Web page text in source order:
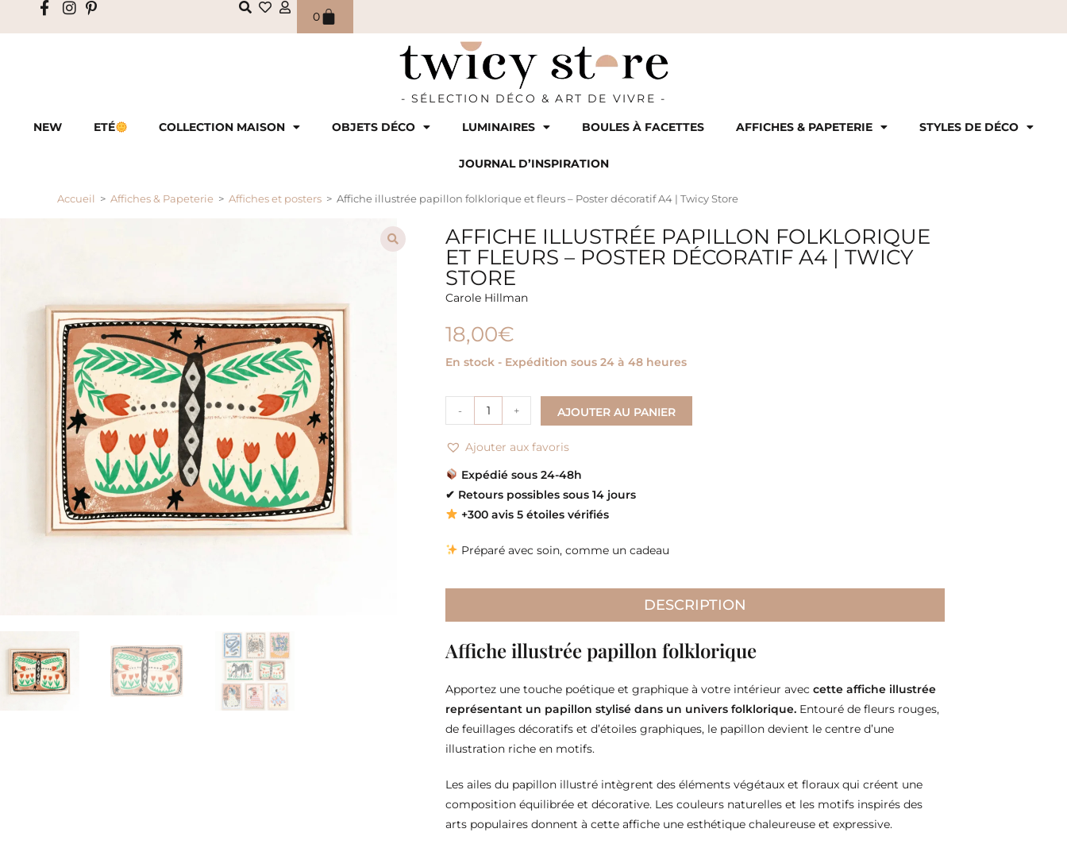
0
- SÉLECTION DÉCO & ART DE VIVRE -
NEW
ETÉ COLLECTION MAISON OBJETS DÉCO LUMINAIRES BOULES À FACETTES AFFICHES & PAPETERIE STYLES DE DÉCO
JOURNAL D’INSPIRATION
Accueil > Affiches & Papeterie > Affiches et posters > Affiche illustrée papillon folklorique et fleurs – Poster décoratif A4 | Twicy Store
AFFICHE ILLUSTRÉE PAPILLON FOLKLORIQUE
ET FLEURS – POSTER DÉCORATIF A4 | TWICY
STORE
Carole Hillman
18,00€
En stock - Expédition sous 24 à 48 heures
- + AJOUTER AU PANIER
Ajouter aux favoris
Expédié sous 24-48h
✔ Retours possibles sous 14 jours
+300 avis 5 étoiles vérifiés
Préparé avec soin, comme un cadeau
DESCRIPTION
Affiche illustrée papillon folklorique
Apportez une touche poétique et graphique à votre intérieur avec cette affiche illustrée
représentant un papillon stylisé dans un univers folklorique. Entouré de fleurs rouges,
de feuillages décoratifs et d’étoiles graphiques, le papillon devient le centre d’une
illustration riche en motifs.
Les ailes du papillon illustré intègrent des éléments végétaux et floraux qui créent une
composition équilibrée et décorative. Les couleurs naturelles et les motifs inspirés des
arts populaires donnent à cette affiche une esthétique chaleureuse et expressive.